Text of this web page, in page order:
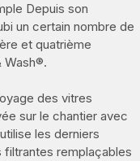
Depuis son
un certain nombre de
et quatrième
Wash®.
des vitres
sur le chantier avec
les derniers
remplaçables